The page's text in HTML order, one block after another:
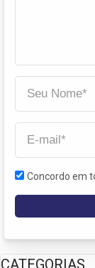
Concordo em
CATEGORIAS